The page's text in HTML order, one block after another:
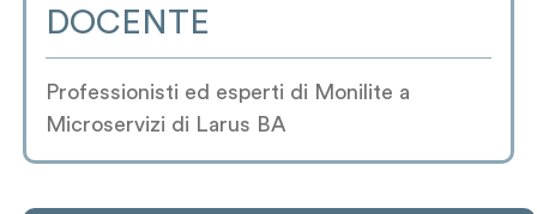
DOCENTE
Professionisti ed esperti di Monilite a
Microservizi di Larus BA